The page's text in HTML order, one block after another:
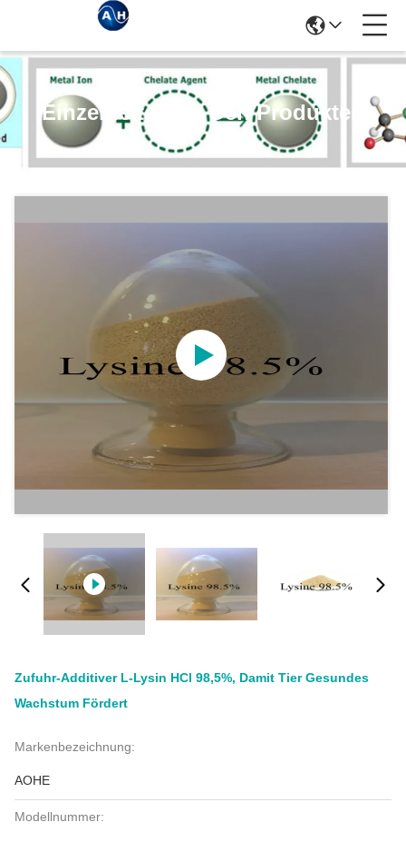
Einzelheiten Zu Den Produkten
Zufuhr-Additiver L-Lysin HCl 98,5%, Damit Tier Gesundes
Wachstum Fördert
Markenbezeichnung:
AOHE
Modellnummer: